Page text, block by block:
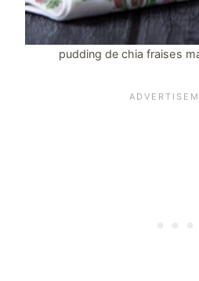
pudding de chia fraises